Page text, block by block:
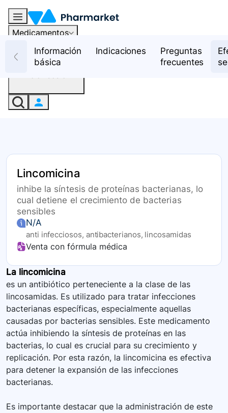
Medicamentos
RecursosInformación
básica
Indicaciones
Preguntas
frecuentes
Lincomicina
inhibe la síntesis de proteínas bacterianas, lo
cual detiene el crecimiento de bacterias
sensibles
N/A
anti infecciosos, antibacterianos, lincosamidas
Venta con fórmula médica
La lincomicina
es un antibiótico perteneciente a la clase de las
lincosamidas. Es utilizado para tratar infecciones
bacterianas específicas, especialmente aquellas
causadas por bacterias sensibles. Este medicamento
actúa inhibiendo la síntesis de proteínas en las
bacterias, lo cual es crucial para su crecimiento y
replicación. Por esta razón, la lincomicina es efectiva
para detener la expansión de las infecciones
bacterianas.
Es importante destacar que la administración de este